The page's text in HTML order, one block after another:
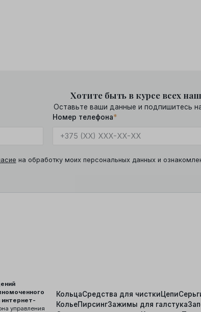
Хотите быть в курсе всех
Оставьте ваши данные и подпишитесь
Номер телефона*
на обработку моих персональных данных и
интернет-
управления
КольцаСредства для чисткиЦепи
КольеПирсингЗажимы для галстука